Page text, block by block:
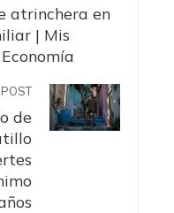
atrinchera en
| Mis
de